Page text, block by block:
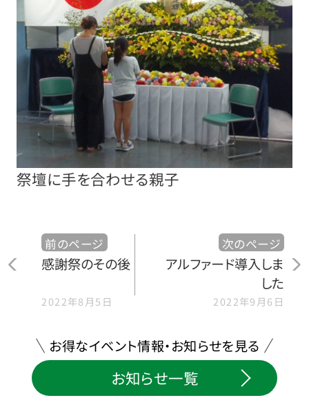
祭壇に手を合わせる親子
前のページ
感謝祭のその後
2022年8月5日
次のページ
アルファード導入しま
した
2022年9月6日
お得なイベント情報・お知らせを見る
お知らせ一覧